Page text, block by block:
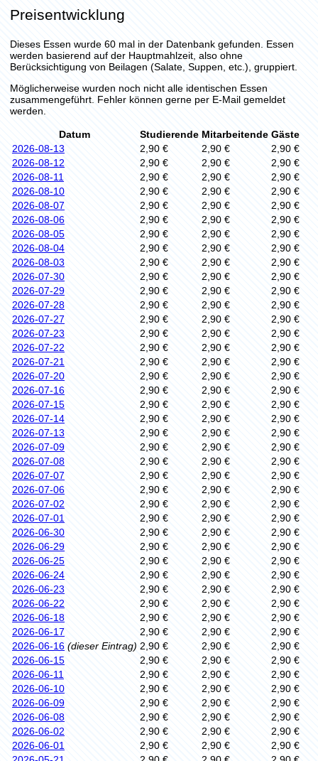
Preisentwicklung
Dieses Essen wurde 60 mal in der Datenbank gefunden. Essen
werden basierend auf der Hauptmahlzeit, also ohne
Berücksichtigung von Beilagen (Salate, Suppen, etc.), gruppiert.
Möglicherweise wurden noch nicht alle identischen Essen
zusammengeführt. Fehler können gerne per E-Mail gemeldet
werden.
Datum Studierende Mitarbeitende Gäste
2026-08-13
2,90 € 2,90 €
2,90 €
2026-08-12
2,90 € 2,90 €
2,90 €
2026-08-11
2,90 € 2,90 €
2,90 €
2026-08-10
2,90 € 2,90 €
2,90 €
2026-08-07
2,90 € 2,90 €
2,90 €
2026-08-06
2,90 € 2,90 €
2,90 €
2026-08-05
2,90 € 2,90 €
2,90 €
2026-08-04
2,90 € 2,90 €
2,90 €
2026-08-03
2,90 € 2,90 €
2,90 €
2026-07-30
2,90 € 2,90 €
2,90 €
2026-07-29
2,90 € 2,90 €
2,90 €
2026-07-28
2,90 € 2,90 €
2,90 €
2026-07-27
2,90 € 2,90 €
2,90 €
2026-07-23
2,90 € 2,90 €
2,90 €
2026-07-22
2,90 € 2,90 €
2,90 €
2026-07-21
2,90 € 2,90 €
2,90 €
2026-07-20
2,90 € 2,90 €
2,90 €
2026-07-16
2,90 € 2,90 €
2,90 €
2026-07-15
2,90 € 2,90 €
2,90 €
2026-07-14
2,90 € 2,90 €
2,90 €
2026-07-13
2,90 € 2,90 €
2,90 €
2026-07-09
2,90 € 2,90 €
2,90 €
2026-07-08
2,90 € 2,90 €
2,90 €
2026-07-07
2,90 € 2,90 €
2,90 €
2026-07-06
2,90 € 2,90 €
2,90 €
2026-07-02
2,90 € 2,90 €
2,90 €
2026-07-01
2,90 € 2,90 €
2,90 €
2026-06-30
2,90 € 2,90 €
2,90 €
2026-06-29
2,90 € 2,90 €
2,90 €
2026-06-25
2,90 € 2,90 €
2,90 €
2026-06-24
2,90 € 2,90 €
2,90 €
2026-06-23
2,90 € 2,90 €
2,90 €
2026-06-22
2,90 € 2,90 €
2,90 €
2026-06-18
2,90 € 2,90 €
2,90 €
2026-06-17
2,90 € 2,90 €
2,90 €
2026-06-16 (dieser Eintrag) 2,90 € 2,90 €
2,90 €
2026-06-15
2,90 € 2,90 €
2,90 €
2026-06-11
2,90 € 2,90 €
2,90 €
2026-06-10
2,90 € 2,90 €
2,90 €
2026-06-09
2,90 € 2,90 €
2,90 €
2026-06-08
2,90 € 2,90 €
2,90 €
2026-06-02
2,90 € 2,90 €
2,90 €
2026-06-01
2,90 € 2,90 €
2,90 €